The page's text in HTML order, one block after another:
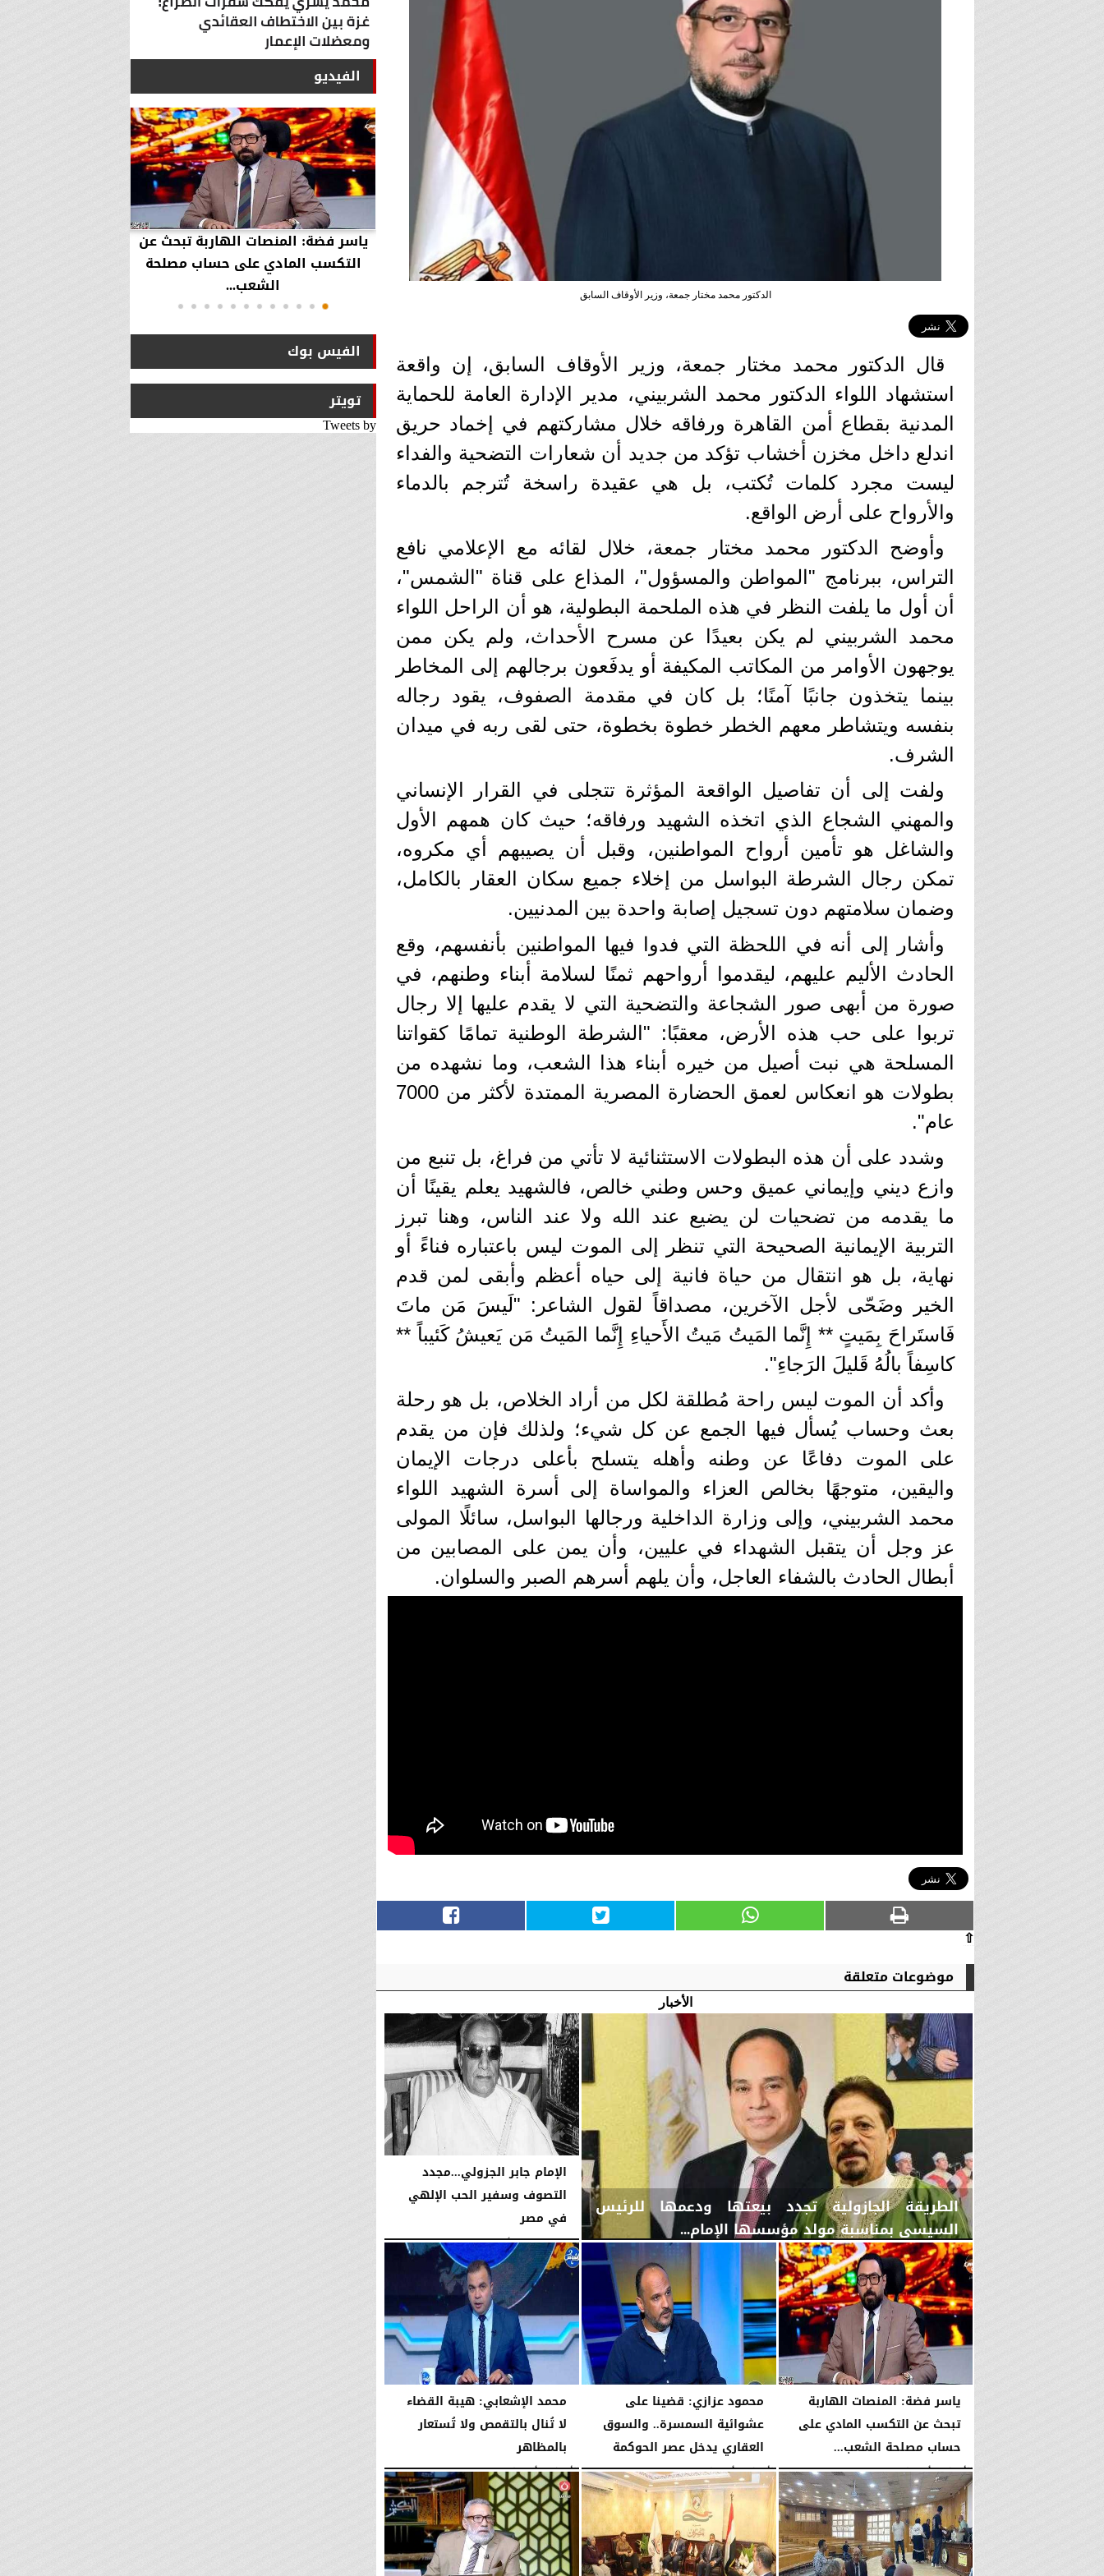
الدكتور محمد مختار جمعة، وزير الأوقاف السابق
قال الدكتور محمد مختار جمعة، وزير الأوقاف السابق، إن واقعة
استشهاد اللواء الدكتور محمد الشربيني، مدير الإدارة العامة للحماية
المدنية بقطاع أمن القاهرة ورفاقه خلال مشاركتهم في إخماد حريق
اندلع داخل مخزن أخشاب تؤكد من جديد أن شعارات التضحية والفداء
ليست مجرد كلمات تُكتب، بل هي عقيدة راسخة تُترجم بالدماء
والأرواح على أرض الواقع.
وأوضح الدكتور محمد مختار جمعة، خلال لقائه مع الإعلامي نافع
التراس، ببرنامج "المواطن والمسؤول"، المذاع على قناة "الشمس"،
أن أول ما يلفت النظر في هذه الملحمة البطولية، هو أن الراحل اللواء
محمد الشربيني لم يكن بعيدًا عن مسرح الأحداث، ولم يكن ممن
يوجهون الأوامر من المكاتب المكيفة أو يدفَعون برجالهم إلى المخاطر
بينما يتخذون جانبًا آمنًا؛ بل كان في مقدمة الصفوف، يقود رجاله
بنفسه ويتشاطر معهم الخطر خطوة بخطوة، حتى لقى ربه في ميدان
الشرف.
ولفت إلى أن تفاصيل الواقعة المؤثرة تتجلى في القرار الإنساني
والمهني الشجاع الذي اتخذه الشهيد ورفاقه؛ حيث كان همهم الأول
والشاغل هو تأمين أرواح المواطنين، وقبل أن يصيبهم أي مكروه،
تمكن رجال الشرطة البواسل من إخلاء جميع سكان العقار بالكامل،
وضمان سلامتهم دون تسجيل إصابة واحدة بين المدنيين.
وأشار إلى أنه في اللحظة التي فدوا فيها المواطنين بأنفسهم، وقع
الحادث الأليم عليهم، ليقدموا أرواحهم ثمنًا لسلامة أبناء وطنهم، في
صورة من أبهى صور الشجاعة والتضحية التي لا يقدم عليها إلا رجال
تربوا على حب هذه الأرض، معقبًا: "الشرطة الوطنية تمامًا كقواتنا
المسلحة هي نبت أصيل من خيره أبناء هذا الشعب، وما نشهده من
بطولات هو انعكاس لعمق الحضارة المصرية الممتدة لأكثر من 7000
عام".
وشدد على أن هذه البطولات الاستثنائية لا تأتي من فراغ، بل تنبع من
وازع ديني وإيماني عميق وحس وطني خالص، فالشهيد يعلم يقينًا أن
ما يقدمه من تضحيات لن يضيع عند الله ولا عند الناس، وهنا تبرز
التربية الإيمانية الصحيحة التي تنظر إلى الموت ليس باعتباره فناءً أو
نهاية، بل هو انتقال من حياة فانية إلى حياه أعظم وأبقى لمن قدم
الخير وضَحّى لأجل الآخرين، مصداقاً لقول الشاعر: "لَيسَ مَن ماتَ
فَاستَراحَ بِمَيتٍ ** إِنَّما المَيتُ مَيتُ الأَحياءِ إِنَّما المَيتُ مَن يَعيشُ كَئيباً **
كاسِفاً بالُهُ قَليلَ الرَجاءِ".
وأكد أن الموت ليس راحة مُطلقة لكل من أراد الخلاص، بل هو رحلة
بعث وحساب يُسأل فيها الجمع عن كل شيء؛ ولذلك فإن من يقدم
على الموت دفاعًا عن وطنه وأهله يتسلح بأعلى درجات الإيمان
واليقين، متوجهًا بخالص العزاء والمواساة إلى أسرة الشهيد اللواء
محمد الشربيني، وإلى وزارة الداخلية ورجالها البواسل، سائلًا المولى
عز وجل أن يتقبل الشهداء في عليين، وأن يمن على المصابين من
أبطال الحادث بالشفاء العاجل، وأن يلهم أسرهم الصبر والسلوان.
⇧
موضوعات متعلقة
الأخبار
الطريقة الجازولية تجدد بيعتها ودعمها للرئيس
السيسي بمناسبة مولد مؤسسها الإمام...
اليومالخميس، 6 أغسطس 2026 02:46 مـ
الإمام جابر الجزولي...مجدد
التصوف وسفير الحب الإلهي
في مصر
اليومالخميس، 6 أغسطس 2026 01:45 مـ
ياسر فضة: المنصات الهاربة
تبحث عن التكسب المادي على
حساب مصلحة الشعب...
الأربعاء، 5 أغسطس 2026 08:42 مـ
محمود عزازي: قضينا على
عشوائية السمسرة.. والسوق
العقاري يدخل عصر الحوكمة
الأربعاء، 5 أغسطس 2026 08:19 مـ
محمد الإشعابي: هيبة القضاء
لا تُنال بالتقمص ولا تُستعار
بالمظاهر
الأربعاء، 5 أغسطس 2026 08:17 مـ
الفيديو
أستاذ كيمياء حيوية: غلي اللبن السايب
في المنازل لا يقضي على الأمراض...
ياسر فضة: المنصات الهاربة تبحث عن
التكسب المادي على حساب مصلحة
الشعب...
الفيس بوك
تويتر
Tweets by